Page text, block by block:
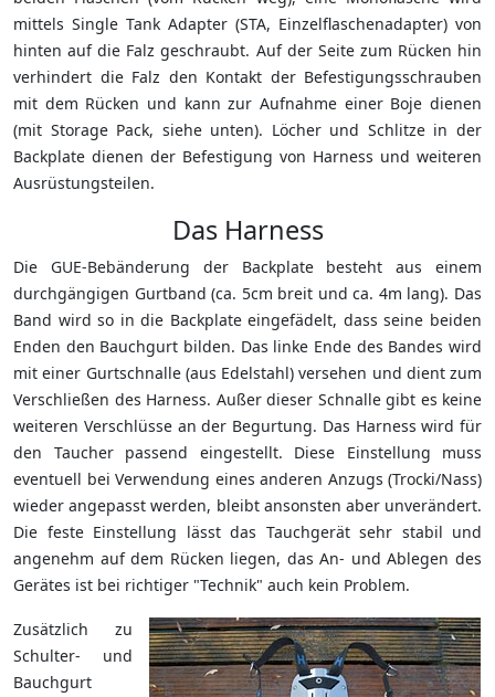
mittels Single Tank Adapter (STA, Einzelflaschenadapter) von
hinten auf die Falz geschraubt. Auf der Seite zum Rücken hin
verhindert die Falz den Kontakt der Befestigungsschrauben
mit dem Rücken und kann zur Aufnahme einer Boje dienen
(mit Storage Pack, siehe unten). Löcher und Schlitze in der
Backplate dienen der Befestigung von Harness und weiteren
Ausrüstungsteilen.
Das Harness
Die GUE-Bebänderung der Backplate besteht aus einem
durchgängigen Gurtband (ca. 5cm breit und ca. 4m lang). Das
Band wird so in die Backplate eingefädelt, dass seine beiden
Enden den Bauchgurt bilden. Das linke Ende des Bandes wird
mit einer Gurtschnalle (aus Edelstahl) versehen und dient zum
Verschließen des Harness. Außer dieser Schnalle gibt es keine
weiteren Verschlüsse an der Begurtung. Das Harness wird für
den Taucher passend eingestellt. Diese Einstellung muss
eventuell bei Verwendung eines anderen Anzugs (Trocki/Nass)
wieder angepasst werden, bleibt ansonsten aber unverändert.
Die feste Einstellung lässt das Tauchgerät sehr stabil und
angenehm auf dem Rücken liegen, das An- und Ablegen des
Gerätes ist bei richtiger "Technik" auch kein Problem.
Zusätzlich zu
Schulter- und
Bauchgurt